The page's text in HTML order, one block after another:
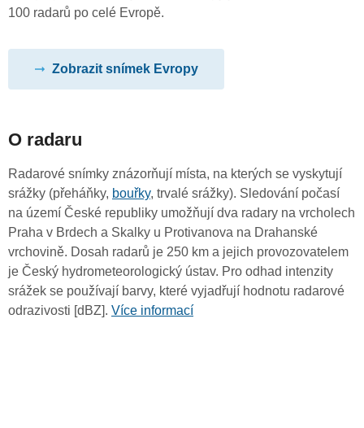
100 radarů po celé Evropě.
Zobrazit snímek Evropy
O radaru
Radarové snímky znázorňují místa, na kterých se vyskytují
srážky (přeháňky, bouřky, trvalé srážky). Sledování počasí
na území České republiky umožňují dva radary na vrcholech
Praha v Brdech a Skalky u Protivanova na Drahanské
vrchovině. Dosah radarů je 250 km a jejich provozovatelem
je Český hydrometeorologický ústav. Pro odhad intenzity
srážek se používají barvy, které vyjadřují hodnotu radarové
odrazivosti [dBZ]. Více informací